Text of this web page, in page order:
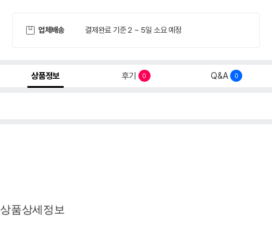
업체배송 결제완료 기준 2 ~ 5일 소요 예정
상품정보 후기 0 Q&A 0
상품상세정보